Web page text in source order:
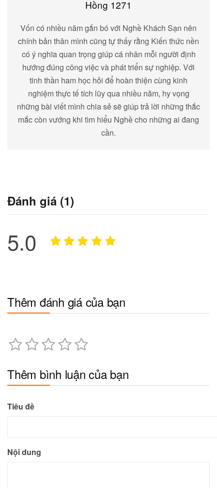
Hồng 1271
Vốn có nhiều năm gắn bó với Nghề Khách Sạn nên
chính bản thân mình cũng tự thấy rằng Kiến thức nền
có ý nghĩa quan trọng giúp cá nhân mỗi người định
hướng đúng công việc và phát triển sự nghiệp. Với
tinh thần ham học hỏi để hoàn thiện cùng kinh
nghiệm thực tế tích lũy qua nhiều năm, hy vọng
những bài viết mình chia sẻ sẽ giúp trả lời những thắc
mắc còn vướng khi tìm hiểu Nghề cho những ai đang
cần.
Đánh giá (1)
5.0
Thêm đánh giá của bạn
Thêm bình luận của bạn
Tiêu đề
Nội dung